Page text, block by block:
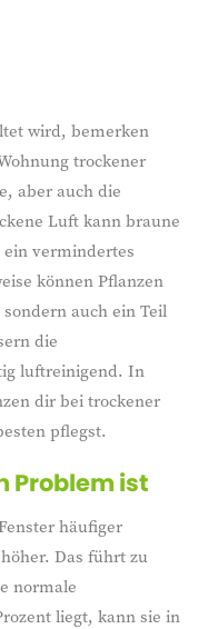
wird, bemerken
trockener
aber auch die
Luft kann braune
vermindertes
können Pflanzen
auch ein Teil
die
luftreinigend. In
dir bei trockener
pflegst.
Problem ist
häufiger
Das führt zu
normale
liegt, kann sie in